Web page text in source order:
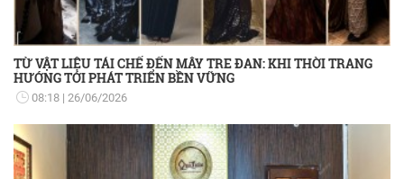
TỪ VẬT LIỆU TÁI CHẾ ĐẾN MÂY TRE ĐAN: KHI THỜI TRANG
HƯỚNG TỚI PHÁT TRIỂN BỀN VỮNG
08:18 26/06/2026